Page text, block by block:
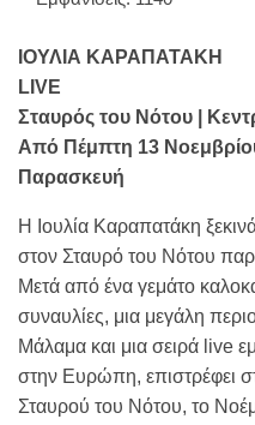
ΙΟΥΛΙΑ ΚΑΡΑΠΑΤΑΚΗ
LIVE
Σταυρός του Νότου |
Από Πέμπτη 13
Παρασκευή
Η Ιουλία Καραπατάκη
στον Σταυρό του Νότου
Μετά από ένα γεμάτο
συναυλίες, μια μεγάλη
Μάλαμα και μια σειρά live
στην Ευρώπη, επιστρέφει
Σταυρού του Νότου, το